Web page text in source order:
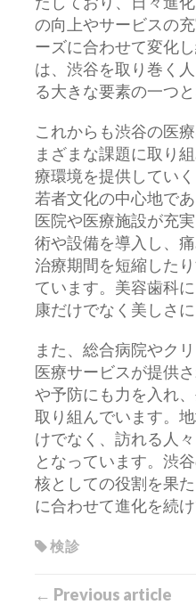
の向上やサービスの
ーズに合わせて変化
は、渋谷を取り巻く
る大きな要素の一つと
これからも渋谷の医
まざまな課題に取り
療環境を提供してい
若者文化の中心地で
医院や医療施設が充
術や設備を導入し、
治療期間を短縮した
ています。美容歯科
康だけでなく美しさ
また、総合病院やク
医療サービスが提供
や予防にも力を入れ
取り組んでいます。
けでなく、訪れる人
となっています。渋
核としての役割を果
に合わせて進化を続け
検診
← Previous article